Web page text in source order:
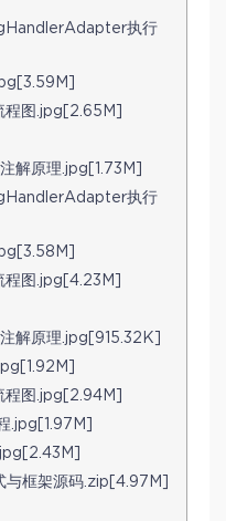
执行
程图.jpg[2.65M]
解原理.jpg[1.73M]
执行
图.jpg[4.23M]
解原理.jpg[915.32K]
程图.jpg[2.94M]
.jpg[1.97M]
与框架源码.zip[4.97M]